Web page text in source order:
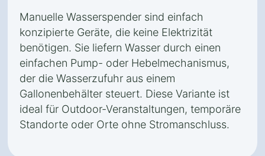
Manuelle Wasserspender sind einfach
konzipierte Geräte, die keine Elektrizität
benötigen. Sie liefern Wasser durch einen
einfachen Pump- oder Hebelmechanismus,
der die Wasserzufuhr aus einem
Gallonenbehälter steuert. Diese Variante ist
ideal für Outdoor-Veranstaltungen, temporäre
Standorte oder Orte ohne Stromanschluss.